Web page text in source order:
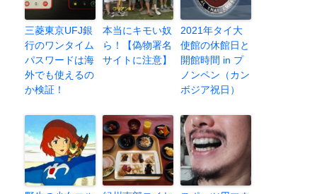
三菱東京UFJ銀
行のワンタイム
パスワードは海
外でも使えるの
か検証！
本当にキモい奴
ら！【偽物署名
サイトに注意】
2021年タイ大
使館の休館日と
開館時間 in プ
ノンペン（カン
ボジア祝日）